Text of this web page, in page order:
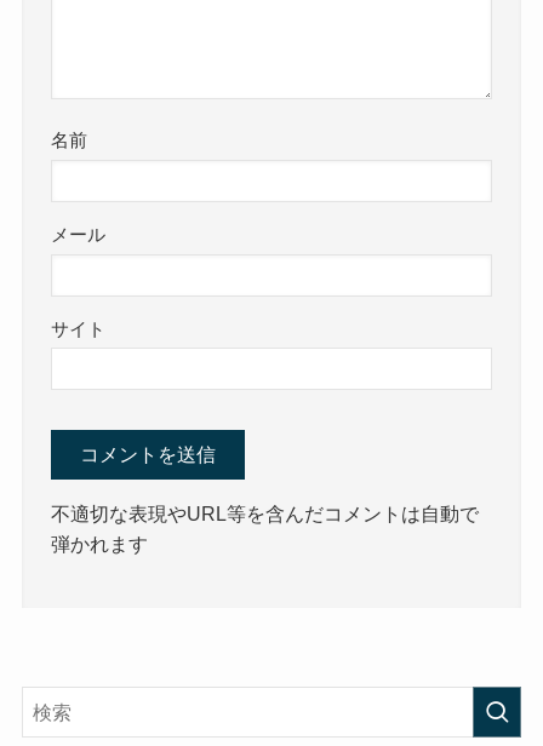
名前
メール
サイト
不適切な表現やURL等を含んだコメントは自動で
弾かれます